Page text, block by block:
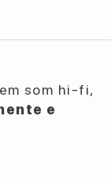
som hi-fi,
e